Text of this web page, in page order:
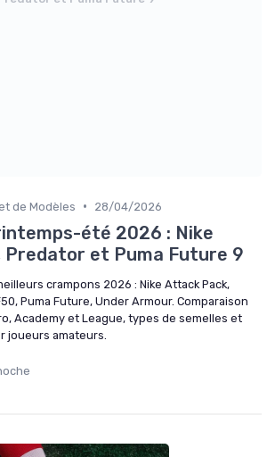
de Modèles • 28/04/2026
été 2026 : Nike
Predator et Puma Future 9
crampons 2026 : Nike Attack Pack,
Puma Future, Under Armour. Comparaison
Academy et League, types de semelles et
joueurs amateurs.